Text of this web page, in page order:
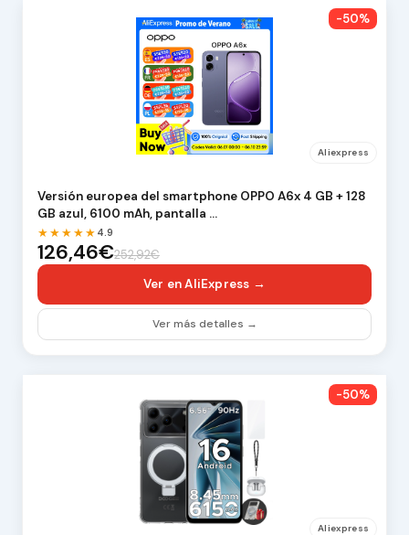
-50%
Aliexpress
Versión europea del smartphone OPPO A6x 4 GB + 128
GB azul, 6100 mAh, pantalla …
★★★★★ 4.9
126,46€252,92€
Ver en AliExpress →
Ver más detalles →
-50%
Aliexpress